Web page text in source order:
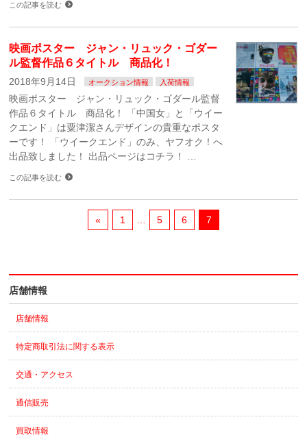
この記事を読む
映画ポスター ジャン・リュック・ゴダー
ル監督作品６タイトル 商品化！
2018年9月14日 オークション情報 入荷情報
映画ポスター ジャン・リュック・ゴダール監督
作品６タイトル 商品化！ 「中国女」と「ウイー
クエンド」は粟津潔さんデザインの貴重なポスタ
ーです！ 「ウイークエンド」のみ、ヤフオク！へ
出品致しました！ 出品ページはコチラ！ …
この記事を読む
« 1 … 5 6 7
店舗情報
店舗情報
特定商取引法に関する表示
交通・アクセス
通信販売
買取情報